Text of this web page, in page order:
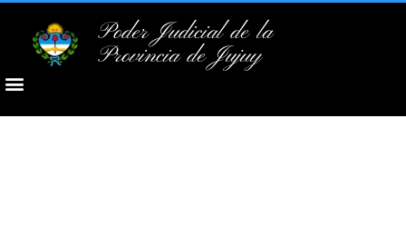
Poder Judicial de la
Provincia de Jujuy